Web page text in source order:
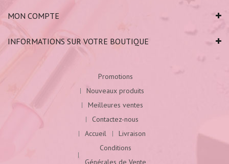
MON COMPTE
INFORMATIONS SUR VOTRE BOUTIQUE
Promotions
Nouveaux produits
Meilleures ventes
Contactez-nous
Accueil
Livraison
Conditions
Générales de Vente